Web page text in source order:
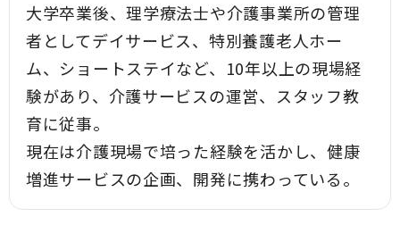
大学卒業後、理学療法士や介護事業所の管理
者としてデイサービス、特別養護老人ホー
ム、ショートステイなど、10年以上の現場経
験があり、介護サービスの運営、スタッフ教
育に従事。
現在は介護現場で培った経験を活かし、健康
増進サービスの企画、開発に携わっている。